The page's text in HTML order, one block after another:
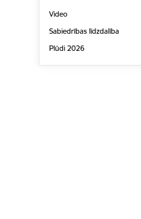
Video
Sabiedrības līdzdalība
Plūdi 2026